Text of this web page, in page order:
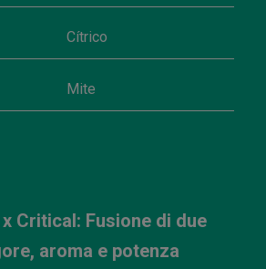
Cítrico
Mite
Critical: Fusione di due
aroma e potenza